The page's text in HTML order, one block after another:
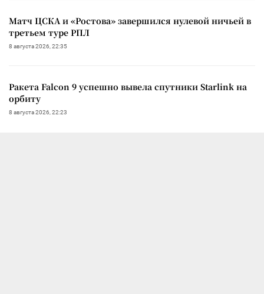
Матч ЦСКА и «Ростова» завершился нулевой ничьей в
третьем туре РПЛ
8 августа 2026, 22:35
Ракета Falcon 9 успешно вывела спутники Starlink на
орбиту
8 августа 2026, 22:23